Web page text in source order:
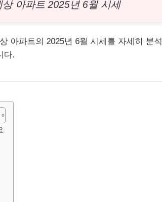
상 아파트 2025년 6월 시세
아파트의 2025년 6월 시세를 자세히 분석
다.